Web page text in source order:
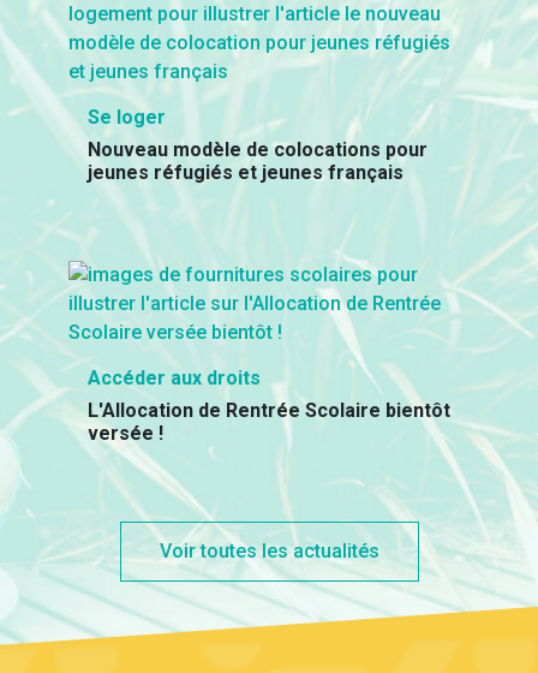
Se loger
Nouveau modèle de colocations pour
jeunes réfugiés et jeunes français
Accéder aux droits
L'Allocation de Rentrée Scolaire bientôt
versée !
Voir toutes les actualités